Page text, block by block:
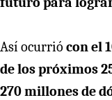
Así ocurrió con el
de los próximos
270 millones de